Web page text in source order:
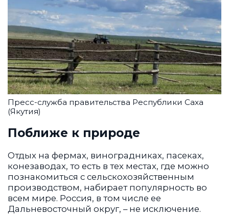
Пресс-служба правительства Республики Саха
(Якутия)
Поближе к природе
Отдых на фермах, виноградниках, пасеках,
конезаводах, то есть в тех местах, где можно
познакомиться с сельскохозяйственным
производством, набирает популярность во
всем мире. Россия, в том числе ее
Дальневосточный округ, – не исключение.